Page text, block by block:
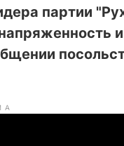
партии